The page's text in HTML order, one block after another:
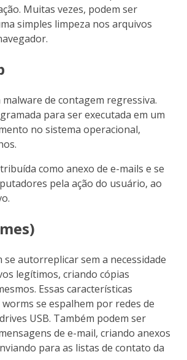
Muitas vezes, podem ser
simples limpeza nos arquivos
malware de contagem regressiva.
para ser executada em um
no sistema operacional,
como anexo de e-mails e se
pela ação do usuário, ao
se autorreplicar sem a necessidade
legítimos, criando cópias
Essas características
se espalhem por redes de
USB. Também podem ser
de e-mail, criando anexos
para as listas de contato da